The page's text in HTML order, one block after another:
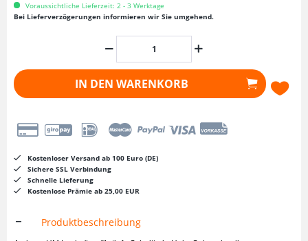
Voraussichtliche Lieferzeit: 2 - 3 Werktage
Bei Lieferverzögerungen informieren wir Sie umgehend.
IN DEN WARENKORB
Kostenloser Versand ab 100 Euro (DE)
Sichere SSL Verbindung
Schnelle Lieferung
Kostenlose Prämie ab 25,00 EUR
Produktbeschreibung